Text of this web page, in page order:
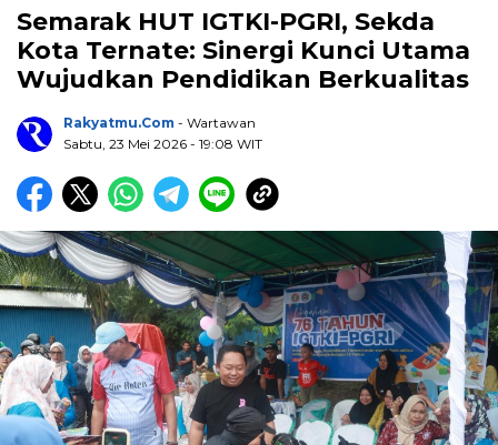
Semarak HUT IGTKI-PGRI, Sekda
Kota Ternate: Sinergi Kunci Utama
Wujudkan Pendidikan Berkualitas
Rakyatmu.com - Wartawan
Sabtu, 23 Mei 2026 - 19:08 WIT